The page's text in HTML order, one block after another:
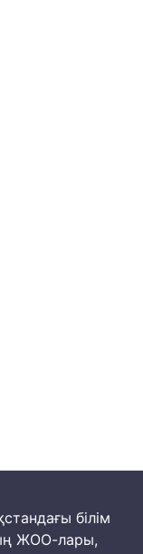
білім
ЖОО-лары,